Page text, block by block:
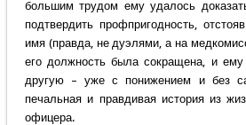
большим трудом ему удалось
подтвердить профпригодность,
имя (правда, не дуэлями, а на
его должность была сокращена, и
другую – уже с понижением и без
печальная и правдивая история из
офицера.